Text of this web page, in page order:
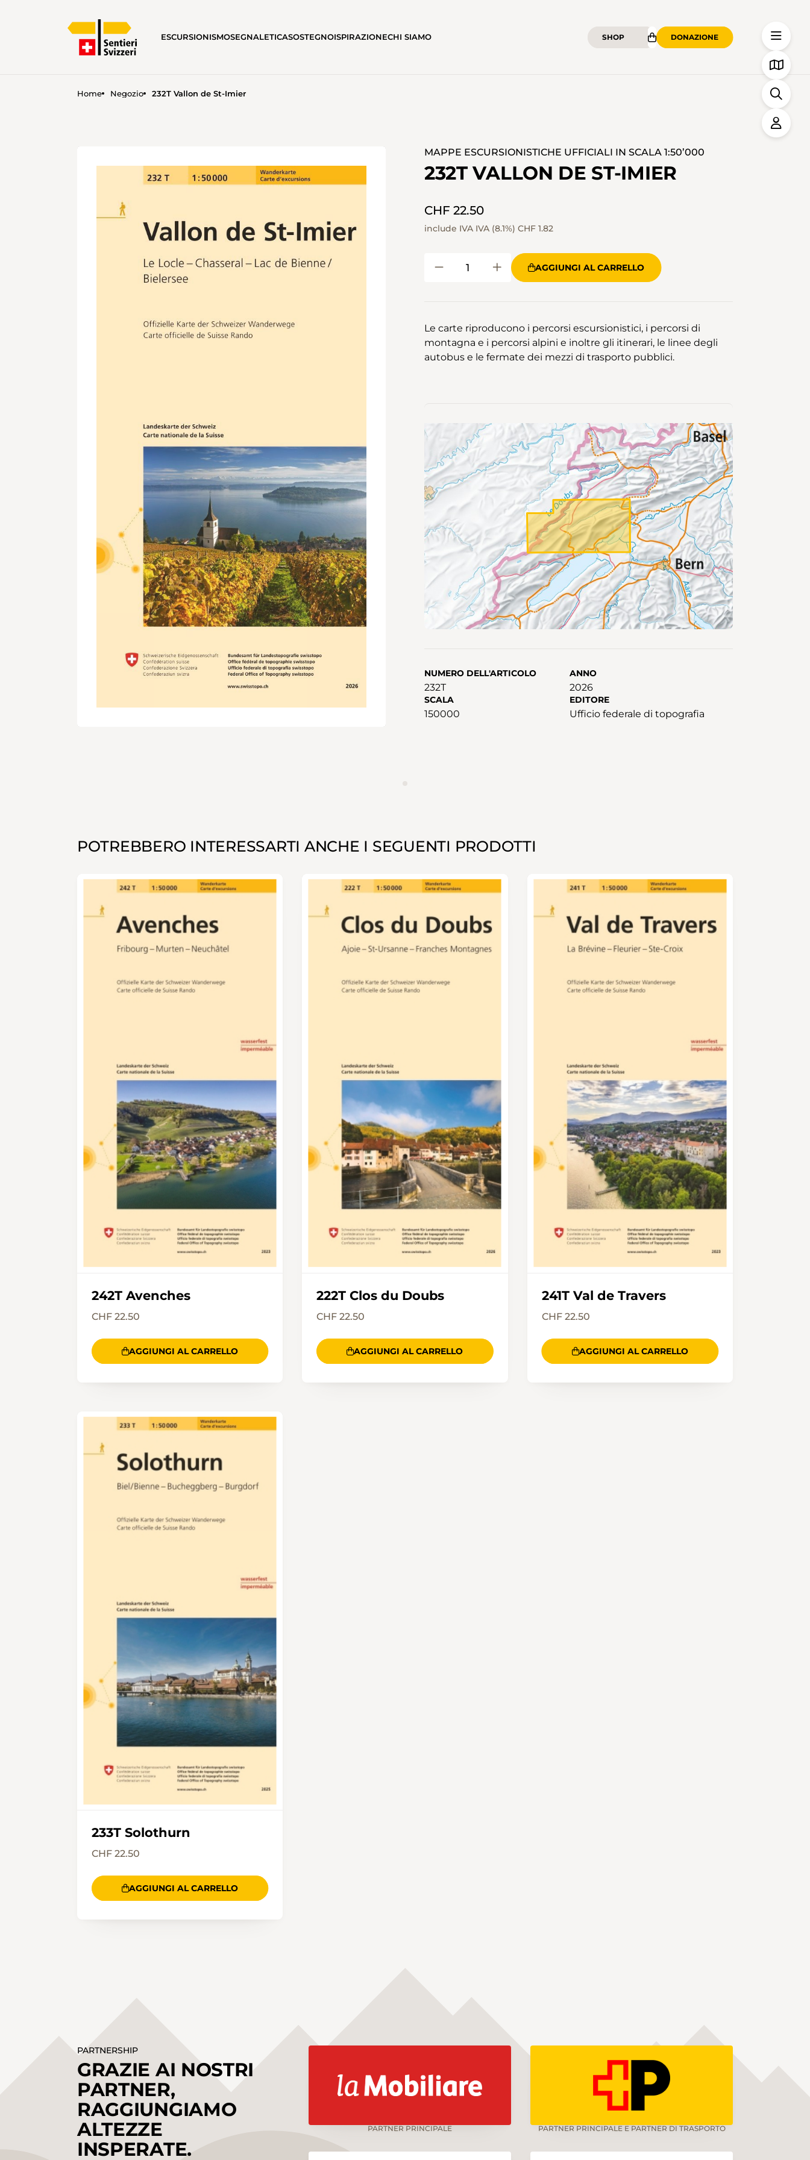
ESCURSIONISMOSEGNALETICASOSTEGNOISPIRAZIONECHI SIAMO SHOP DONAZIONE
Home Negozio 232T Vallon de St-Imier
MAPPE ESCURSIONISTICHE UFFICIALI IN SCALA 1:50’000
232T VALLON DE ST-IMIER
CHF 22.50
include IVA IVA (8.1%) CHF 1.82
AGGIUNGI AL CARRELLO
Le carte riproducono i percorsi escursionistici, i percorsi di
montagna e i percorsi alpini e inoltre gli itinerari, le linee degli
autobus e le fermate dei mezzi di trasporto pubblici.
NUMERO DELL'ARTICOLO
232T
ANNO
2026
SCALA
150000
EDITORE
Ufficio federale di topografia
POTREBBERO INTERESSARTI ANCHE I SEGUENTI PRODOTTI
242T Avenches
CHF 22.50
AGGIUNGI AL CARRELLO
222T Clos du Doubs
CHF 22.50
AGGIUNGI AL CARRELLO
241T Val de Travers
CHF 22.50
AGGIUNGI AL CARRELLO
233T Solothurn
CHF 22.50
AGGIUNGI AL CARRELLO
PARTNERSHIP
GRAZIE AI NOSTRI
PARTNER,
RAGGIUNGIAMO
ALTEZZE
INSPERATE.
PARTNER PRINCIPALE PARTNER PRINCIPALE E PARTNER DI TRASPORTO